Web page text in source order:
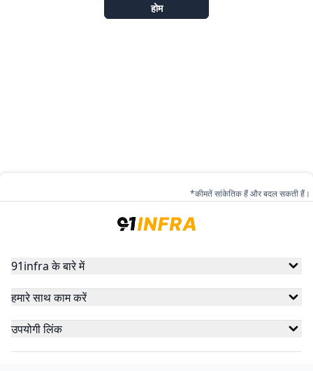
होम
*कीमतें सांकेतिक हैं और बदल सकती हैं।
91infra के बारे में
हमारे साथ काम करें
उपयोगी लिंक